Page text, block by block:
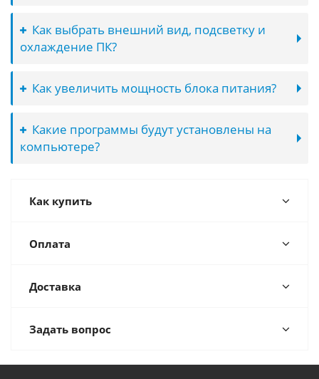
Как выбрать внешний вид, подсветку и
охлаждение ПК?
Как увеличить мощность блока питания?
Какие программы будут установлены на
компьютере?
Как купить
Оплата
Доставка
Задать вопрос